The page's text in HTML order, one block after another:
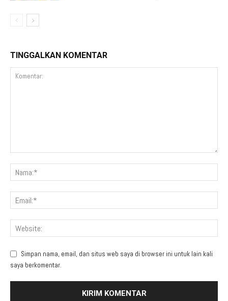
TINGGALKAN KOMENTAR
Simpan nama, email, dan situs web saya di browser ini untuk lain kali
saya berkomentar.